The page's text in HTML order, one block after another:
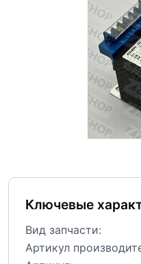
Ключевые
Вид запчасти:
Артикул